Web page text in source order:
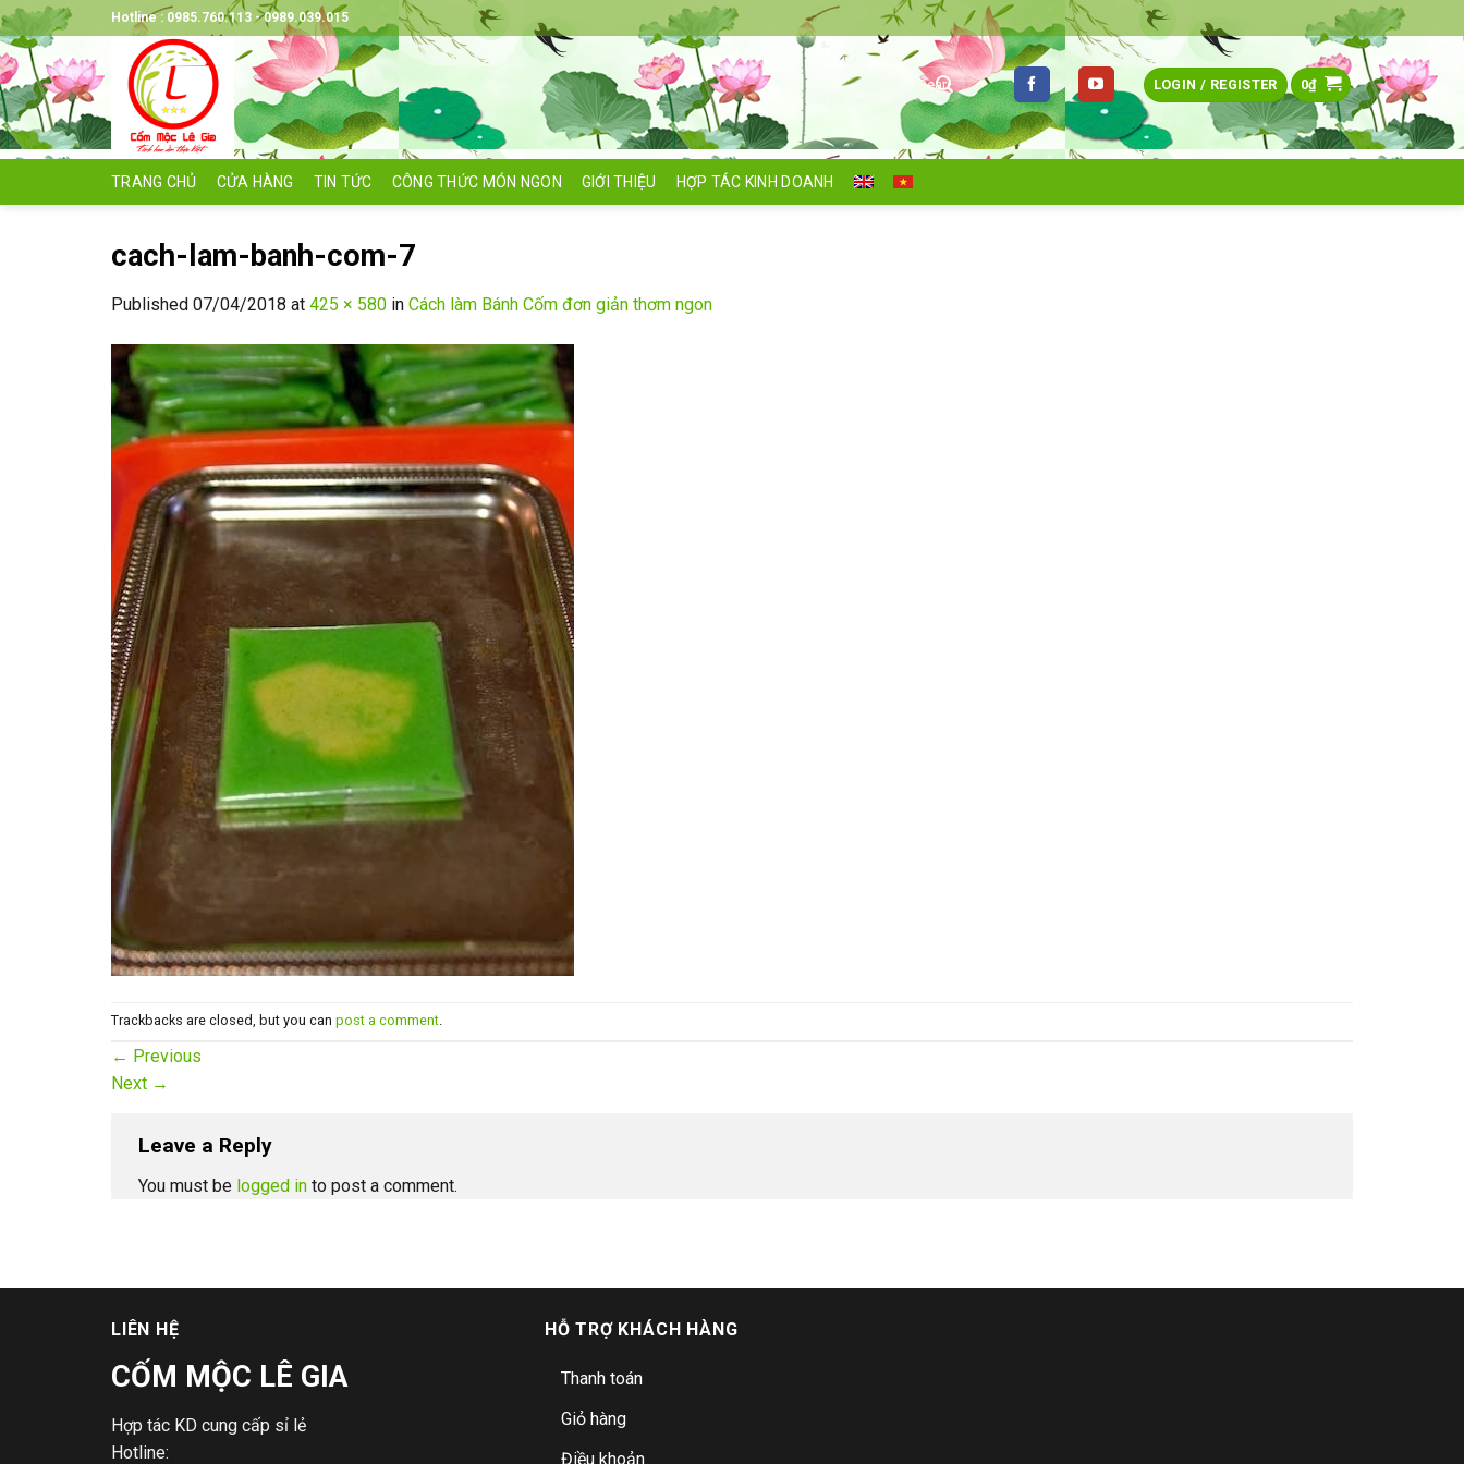
Skip
to
content
Hotline : 0985.760.113 - 0989.039.015
Search
for:
LOGIN / REGISTER 0₫
TRANG CHỦ CỬA HÀNG TIN TỨC CÔNG THỨC MÓN NGON GIỚI THIỆU HỢP TÁC KINH DOANH
cach-lam-banh-com-7
Published 07/04/2018 at 425 × 580 in Cách làm Bánh Cốm đơn giản thơm ngon
Trackbacks are closed, but you can post a comment
← Previous
Next →
Leave a Reply
You must be logged in to post a comment.
LIÊN HỆ
CỐM MỘC LÊ GIA
Hợp tác KD cung cấp sỉ lẻ
Hotline:
HỖ TRỢ KHÁCH HÀNG
Thanh toán
Giỏ hàng
Điều khoản